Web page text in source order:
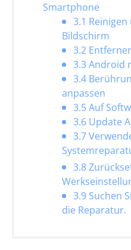
Smartphone
3.1
Bildschirm
3.2
3.3 Android
3.4
anpassen
3.5 Auf
3.6 Update
3.7
3.8
3.9 Suchen
die Reparatur.